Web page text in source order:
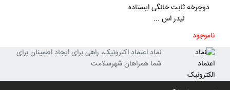
دوچرخه ثابت خانگی ایستاده
لیدر اس ...
ناموجود
نماد اعتماد اکترونیک، راهی برای ایجاد اطمینان برای
شما همراهان شهرسلامت